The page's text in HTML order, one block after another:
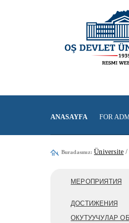
ANASAYFA FOR
Buradasınız: Üniversite /
МЕРОПРИЯТИЯ
ДОСТИЖЕНИЯ
ОКУТУУЧУЛАР